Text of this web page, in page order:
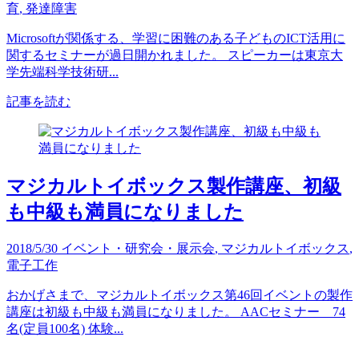
育, 発達障害
Microsoftが関係する、学習に困難のある子どものICT活用に
関するセミナーが過日開かれました。 スピーカーは東京大
学先端科学技術研...
記事を読む
マジカルトイボックス製作講座、初級
も中級も満員になりました
2018/5/30 イベント・研究会・展示会, マジカルトイボックス,
電子工作
おかげさまで、マジカルトイボックス第46回イベントの製作
講座は初級も中級も満員になりました。 AACセミナー 74
名(定員100名) 体験...